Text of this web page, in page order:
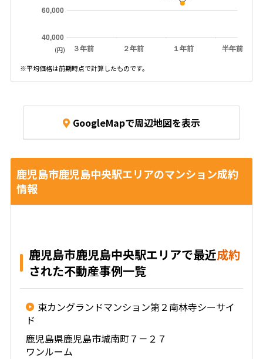
３年前 ２年前 １年前 半年前
40,000
60,000
(円)
※平均価格は前期時点で計算したものです。
GoogleMapで周辺地図を表示
鹿児島市鹿児島中央駅エリアのマンション成約
情報
鹿児島市鹿児島中央駅エリアで最近成約
された不動産事例一覧
東カングランドマンション第２南林寺シーサイ
ド
鹿児島県鹿児島市城南町７－２７
ワンルーム